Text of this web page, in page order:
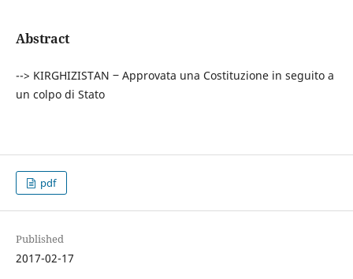
Abstract
--> KIRGHIZISTAN ‒ Approvata una Costituzione in seguito a
un colpo di Stato
pdf
Published
2017-02-17